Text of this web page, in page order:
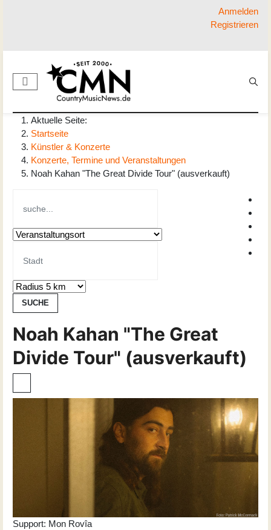
Anmelden
Registrieren
Aktuelle Seite:
Startseite
Künstler & Konzerte
Konzerte, Termine und Veranstaltungen
Noah Kahan "The Great Divide Tour" (ausverkauft)
Noah Kahan "The Great
Divide Tour" (ausverkauft)
Support: Mon Rovîa